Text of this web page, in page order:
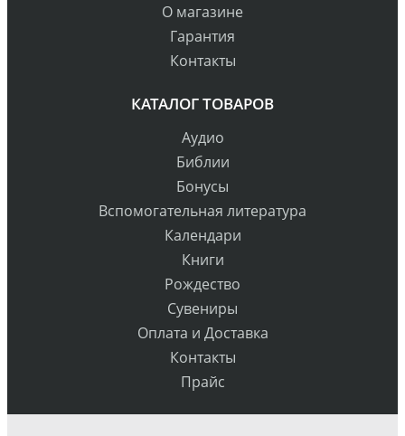
О магазине
Гарантия
Контакты
КАТАЛОГ ТОВАРОВ
Аудио
Библии
Бонусы
Вспомогательная литература
Календари
Книги
Рождество
Сувениры
Оплата и Доставка
Контакты
Прайс